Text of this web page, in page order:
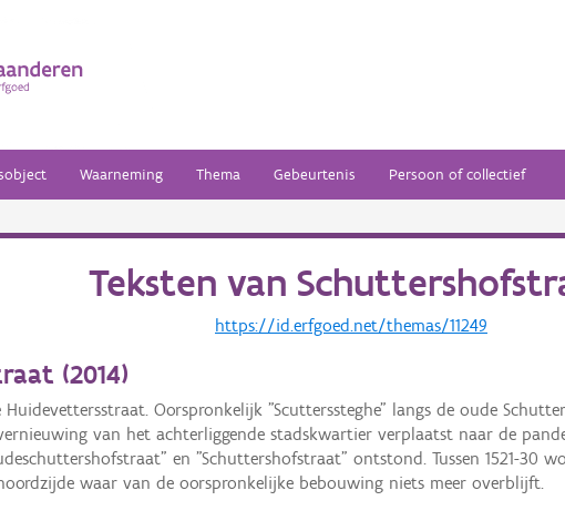
Waarneming Thema Gebeurtenis Persoon of collectief
Teksten van
https://id.erfgoed.net/themas/11249
(2014)
Huidevettersstraat. Oorspronkelijk "Scutterssteghe" langs de oude
van het achterliggende stadskwartier verplaatst naar de
en "Schuttershofstraat" ontstond. Tussen 1521-30
waar van de oorspronkelijke bebouwing niets meer overblijft.